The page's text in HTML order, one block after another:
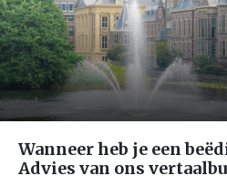
Wanneer heb je een
Advies van ons